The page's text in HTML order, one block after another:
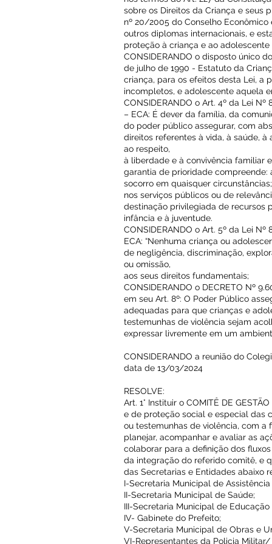
sobre os Direitos da Criança e seus
nº 20/2005 do Conselho
outros diplomas internacionais, e
proteção à criança e ao
CONSIDERANDO o disposto único
de julho de 1990 - Estatuto da
criança, para os efeitos desta Lei, a
incompletos, e adolescente aquela
CONSIDERANDO o Art. 4º da Lei
– ECA: É dever da família, da
do poder público assegurar, com
direitos referentes à vida, à saúde,
ao respeito,
à liberdade e à convivência familiar
garantia de prioridade
socorro em quaisquer
nos serviços públicos ou de
destinação privilegiada de recursos
infância e à juventude.
CONSIDERANDO o Art. 5º da Lei
ECA: “Nenhuma criança ou
de negligência, discriminação,
ou omissão,
aos seus direitos fundamentais;
CONSIDERANDO o DECRETO Nº
em seu Art. 8º: O Poder Público
adequadas para que crianças e
testemunhas de violência sejam
expressar livremente em um
CONSIDERANDO a reunião do
data de 13/03/2024
RESOLVE:
Art. 1° Instituir o COMITÊ DE
e de proteção social e especial das
ou testemunhas de violência, com
planejar, acompanhar e avaliar as
colaborar para a definição dos
da integração do referido comitê, e
das Secretarias e Entidades abaixo
I-Secretaria Municipal de Assistência
II-Secretaria Municipal de Saúde;
III-Secretaria Municipal de
IV- Gabinete do Prefeito;
V-Secretaria Municipal de Obras e
VI-Representantes da Policia Militar/